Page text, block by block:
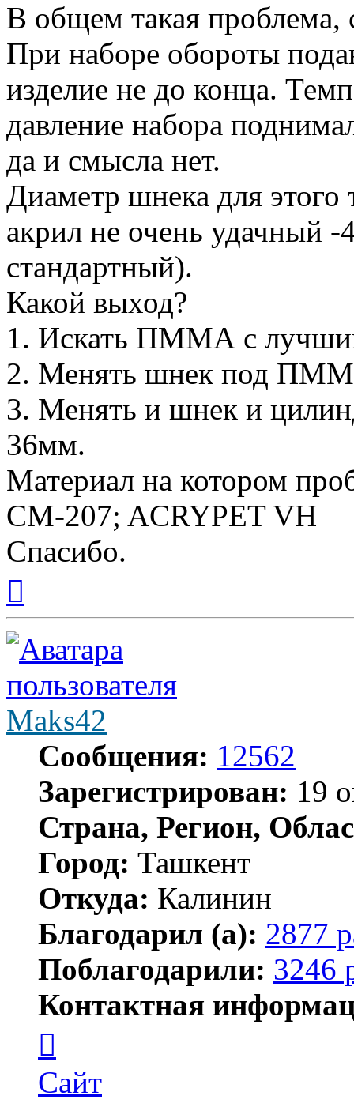
В общем такая проблема,
При наборе обороты
изделие не до конца.
давление набора
да и смысла нет.
Диаметр шнека для этого
акрил не очень удачный
стандартный).
Какой выход?
1. Искать ПММА с
2. Менять шнек под
3. Менять и шнек и
36мм.
Материал на котором
CM-207; ACRYPET VH
Спасибо.
началу
Maks42
Сообщения: 12562
Зарегистрирован: 19
Страна, Регион,
Город: Ташкент
Откуда: Калинин
Благодарил (а): 2877
Поблагодарили: 3246
Контактная
пользователя
Maks42
Сайт